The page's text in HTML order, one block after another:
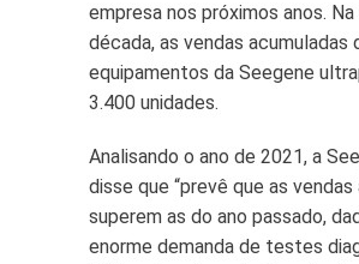
empresa nos próximos anos.
década, as vendas acumuladas
equipamentos da Seegene
3.400 unidades.
Analisando o ano de 2021, a
disse que “prevê que as vendas
superem as do ano passado,
enorme demanda de testes